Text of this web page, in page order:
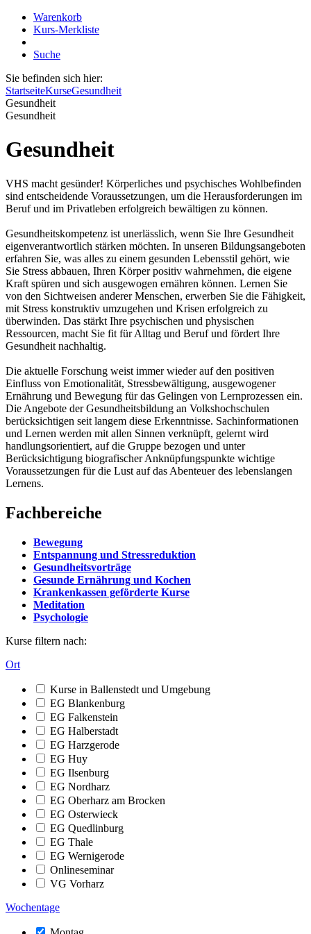
Warenkorb
Kurs-Merkliste
Suche
Sie befinden sich hier:
StartseiteKurseGesundheit
Gesundheit
Gesundheit
Gesundheit
VHS macht gesünder! Körperliches und psychisches Wohlbefinden
sind entscheidende Voraussetzungen, um die Herausforderungen im
Beruf und im Privatleben erfolgreich bewältigen zu können.
Gesundheitskompetenz ist unerlässlich, wenn Sie Ihre Gesundheit
eigenverantwortlich stärken möchten. In unseren Bildungsangeboten
erfahren Sie, was alles zu einem gesunden Lebensstil gehört, wie
Sie Stress abbauen, Ihren Körper positiv wahrnehmen, die eigene
Kraft spüren und sich ausgewogen ernähren können. Lernen Sie
von den Sichtweisen anderer Menschen, erwerben Sie die Fähigkeit,
mit Stress konstruktiv umzugehen und Krisen erfolgreich zu
überwinden. Das stärkt Ihre psychischen und physischen
Ressourcen, macht Sie fit für Alltag und Beruf und fördert Ihre
Gesundheit nachhaltig.
Die aktuelle Forschung weist immer wieder auf den positiven
Einfluss von Emotionalität, Stressbewältigung, ausgewogener
Ernährung und Bewegung für das Gelingen von Lernprozessen ein.
Die Angebote der Gesundheitsbildung an Volkshochschulen
berücksichtigen seit langem diese Erkenntnisse. Sachinformationen
und Lernen werden mit allen Sinnen verknüpft, gelernt wird
handlungsorientiert, auf die Gruppe bezogen und unter
Berücksichtigung biografischer Anknüpfungspunkte wichtige
Voraussetzungen für die Lust auf das Abenteuer des lebenslangen
Lernens.
Fachbereiche
Bewegung
Entspannung und Stressreduktion
Gesundheitsvorträge
Gesunde Ernährung und Kochen
Krankenkassen geförderte Kurse
Meditation
Psychologie
Kurse filtern nach:
Ort
Kurse in Ballenstedt und Umgebung
EG Blankenburg
EG Falkenstein
EG Halberstadt
EG Harzgerode
EG Huy
EG Ilsenburg
EG Nordharz
EG Oberharz am Brocken
EG Osterwieck
EG Quedlinburg
EG Thale
EG Wernigerode
Onlineseminar
VG Vorharz
Wochentage